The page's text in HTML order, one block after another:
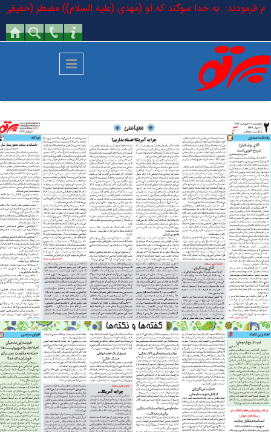
رفتن به محتوای اصلی
فرمودند: به خدا سوگند که او (مهدی (علیه السلام)) مضطر